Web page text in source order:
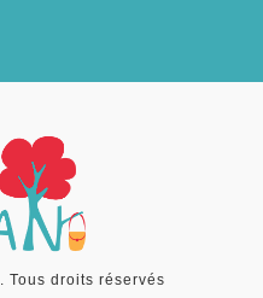
. Tous droits réservés